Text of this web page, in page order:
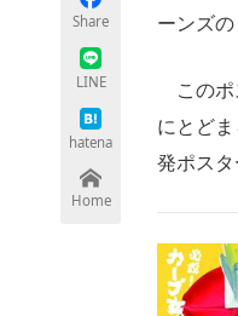
Share
LINE
hatena
Home
ーンズの
このポ
にとど
発ポスタ